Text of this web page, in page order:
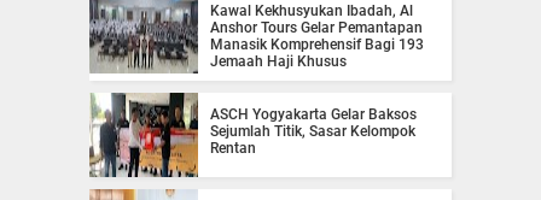
Kawal Kekhusyukan Ibadah, Al
Anshor Tours Gelar Pemantapan
Manasik Komprehensif Bagi 193
Jemaah Haji Khusus
ASCH Yogyakarta Gelar Baksos
Sejumlah Titik, Sasar Kelompok
Rentan